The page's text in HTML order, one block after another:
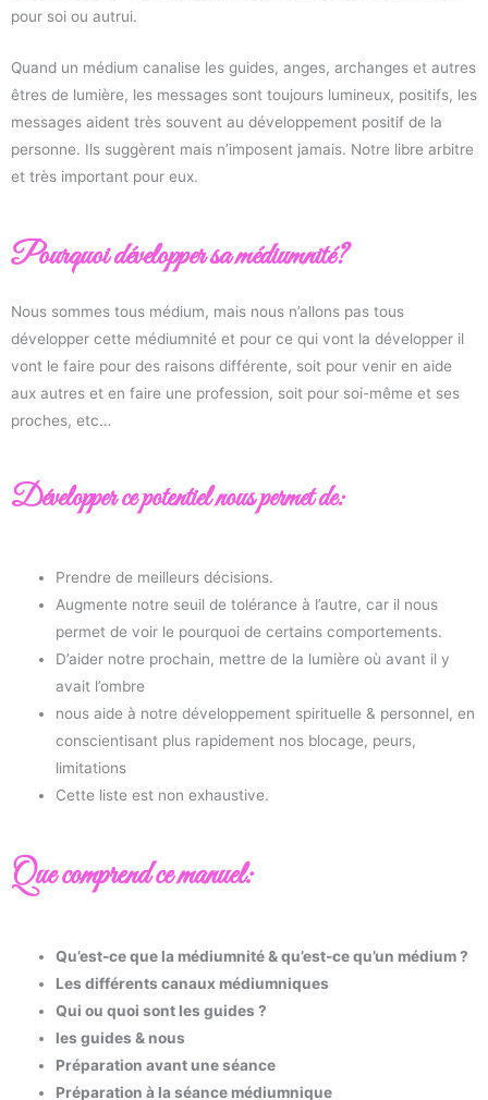
pour soi ou autrui.
Quand un médium canalise les guides, anges, archanges et autres
êtres de lumière, les messages sont toujours lumineux, positifs, les
messages aident très souvent au développement positif de la
personne. Ils suggèrent mais n’imposent jamais. Notre libre arbitre
et très important pour eux.
Pourquoi développer sa médiumnité?
Nous sommes tous médium, mais nous n’allons pas tous
développer cette médiumnité et pour ce qui vont la développer il
vont le faire pour des raisons différente, soit pour venir en aide
aux autres et en faire une profession, soit pour soi-même et ses
proches, etc…
Développer ce potentiel nous permet de:
Prendre de meilleurs décisions.
Augmente notre seuil de tolérance à l’autre, car il nous
permet de voir le pourquoi de certains comportements.
D’aider notre prochain, mettre de la lumière où avant il y
avait l’ombre
nous aide à notre développement spirituelle & personnel, en
conscientisant plus rapidement nos blocage, peurs,
limitations
Cette liste est non exhaustive.
Que comprend ce manuel:
Qu’est-ce que la médiumnité & qu’est-ce qu’un médium ?
Les différents canaux médiumniques
Qui ou quoi sont les guides ?
les guides & nous
Préparation avant une séance
Préparation à la séance médiumnique